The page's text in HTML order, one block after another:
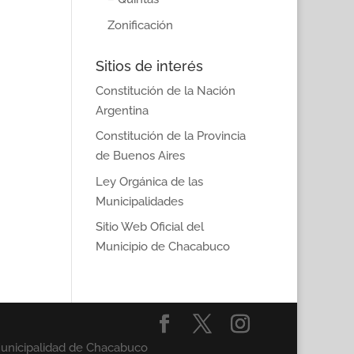
Zonificación
Sitios de interés
Constitución de la Nación
Argentina
Constitución de la Provincia
de Buenos Aires
Ley Orgánica de las
Municipalidades
Sitio Web Oficial del
Municipio de Chacabuco
de Chacabuco